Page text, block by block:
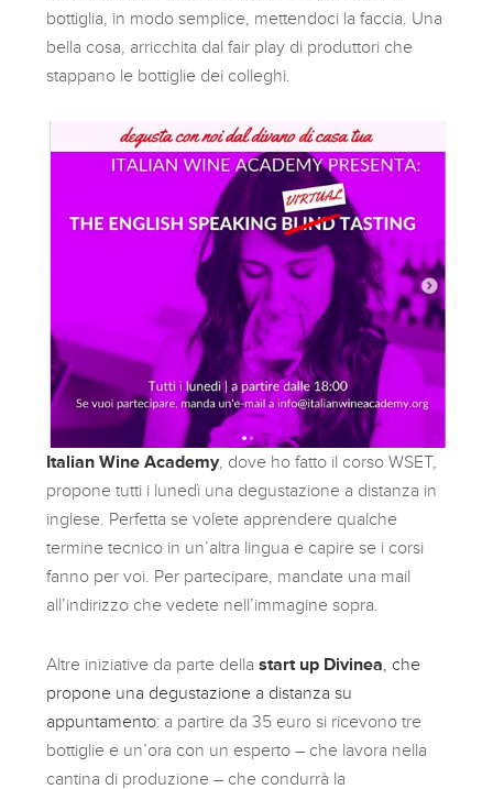
bottiglia, in modo semplice, mettendoci la faccia. Una
bella cosa, arricchita dal fair play di produttori che
stappano le bottiglie dei colleghi.
Italian Wine Academy, dove ho fatto il corso WSET,
propone tutti i lunedì una degustazione a distanza in
inglese. Perfetta se volete apprendere qualche
termine tecnico in un’altra lingua e capire se i corsi
fanno per voi. Per partecipare, mandate una mail
all’indirizzo che vedete nell’immagine sopra.
Altre iniziative da parte dellastart up Divinea , che
propone una degustazione a distanza su
appuntamento: a partire da 35 euro si ricevono tre
bottiglie e un’ora con un esperto – che lavora nella
cantina di produzione – che condurrà la